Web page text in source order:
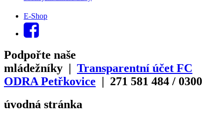
E-Shop
Podpořte naše
mládežníky | Transparentní účet FC
ODRA Petřkovice | 271 581 484 / 0300
úvodná stránka